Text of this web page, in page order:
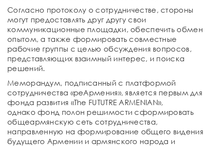
Согласно протоколу о сотрудничестве, стороны
могут предоставлять друг другу свои
коммуникационные площадки, обеспечить обмен
опытом, а также формировать совместные
рабочие группы с целью обсуждения вопросов,
представляющих взаимный интерес, и поиска
решений.
Меморандум, подписанный с платформой
сотрудничества «реАрмения», является первым для
фонда развития «The FUTUTRE ARMENIAN»,
однако фонд полон решимости сформировать
общеармянскую сеть сотрудничества,
направленную на формирование общего видения
будущего Армении и армянского народа и